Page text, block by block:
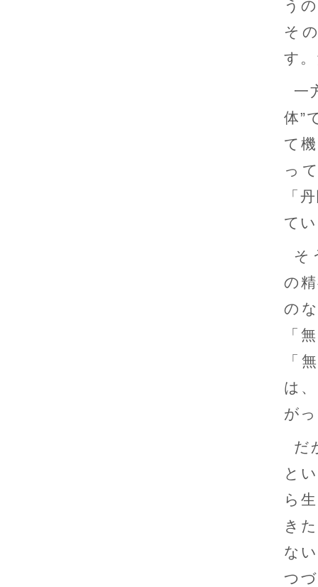
う
そ
す
一
体”
て
っ
「
て
そ
の
の
「
「
は
が
だ
と
ら
き
な
つ